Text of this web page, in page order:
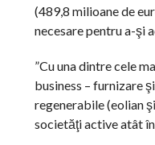
(489,8 milioane de
necesare pentru a-şi
”Cu una dintre cele
business – furnizare
regenerabile (eolian
societăţi active atât